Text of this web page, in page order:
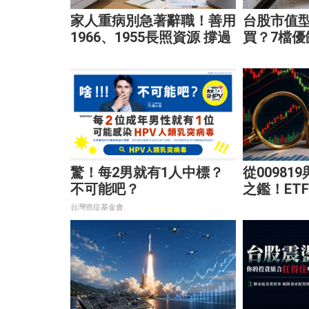
家人重病別急著辭職！善用
1966、1955長照資源 撐過
台股市值
買？7檔
驚！每2男就有1人中標？
不可能吧？
台灣癌症基金會
從009819
之鑑！